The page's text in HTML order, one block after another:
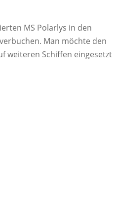
MS Polarlys in den
Man möchte den
weiteren Schiffen eingesetzt